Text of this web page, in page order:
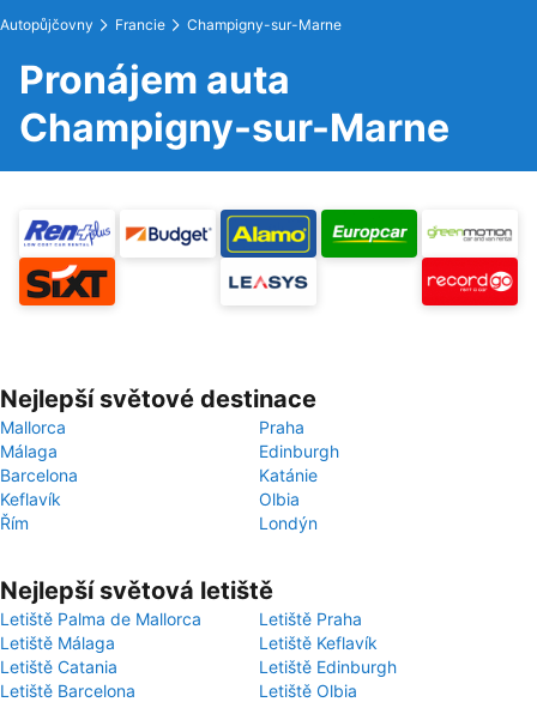
Autopůjčovny Francie Champigny-sur-Marne
Pronájem auta
Champigny-sur-Marne
Nejlepší světové destinace
Mallorca
Praha
Málaga
Edinburgh
Barcelona
Katánie
Keflavík
Olbia
Řím
Londýn
Nejlepší světová letiště
Letiště Palma de Mallorca
Letiště Praha
Letiště Málaga
Letiště Keflavík
Letiště Catania
Letiště Edinburgh
Letiště Barcelona
Letiště Olbia